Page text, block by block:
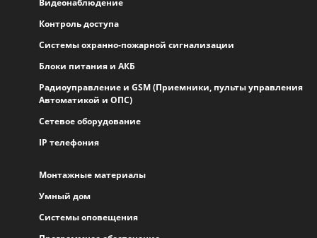
Видеонаблюдение
Контроль доступа
Системы охранно-пожарной сигнализации
Блоки питания и АКБ
Радиоуправление и GSM (Приемники, пульты управления
Автоматикой и ОПС)
Сетевое оборудование
IP телефония
Монтажные материалы
Умный дом
Системы оповещения